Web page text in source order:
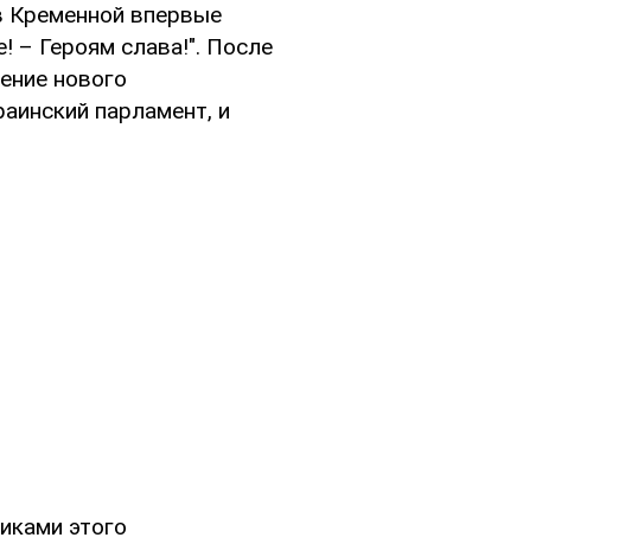
Кременной впервые
– Героям слава!". После
нового
парламент, и
этого